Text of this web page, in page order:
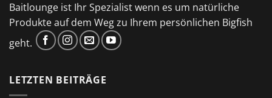
Baitlounge ist Ihr Spezialist wenn es um natürliche
Produkte auf dem Weg zu Ihrem persönlichen Bigfish
geht.
LETZTEN BEITRÄGE